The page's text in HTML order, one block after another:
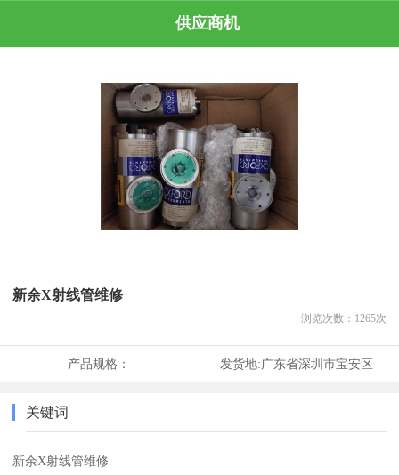
供应商机
新余X射线管维修
浏览次数： 1265次
产品规格： 发货地:广东省深圳市宝安区
关键词
新余X射线管维修